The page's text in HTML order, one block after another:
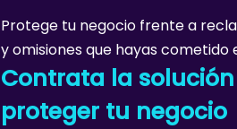
Protege tu negocio frente a
y omisiones que hayas
Contrata la
proteger tu negocio